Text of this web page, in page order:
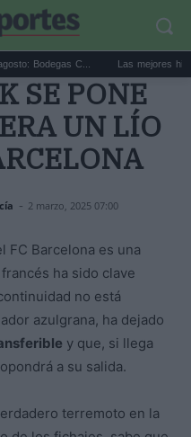
C... Las mejores
SE PONE
UN LÍO
- 2 marzo, 2025 07:00
FC Barcelona es una
ha sido clave
no está
azulgrana, ha dejado
y que, si llega
a su salida.
terremoto en la